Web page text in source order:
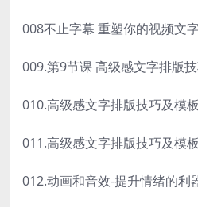
008不止字幕 重塑你的视频文
009.第9节课 高级感文字排版
010.高级感文字排版技巧及模
011.高级感文字排版技巧及模
012.动画和音效-提升情绪的利